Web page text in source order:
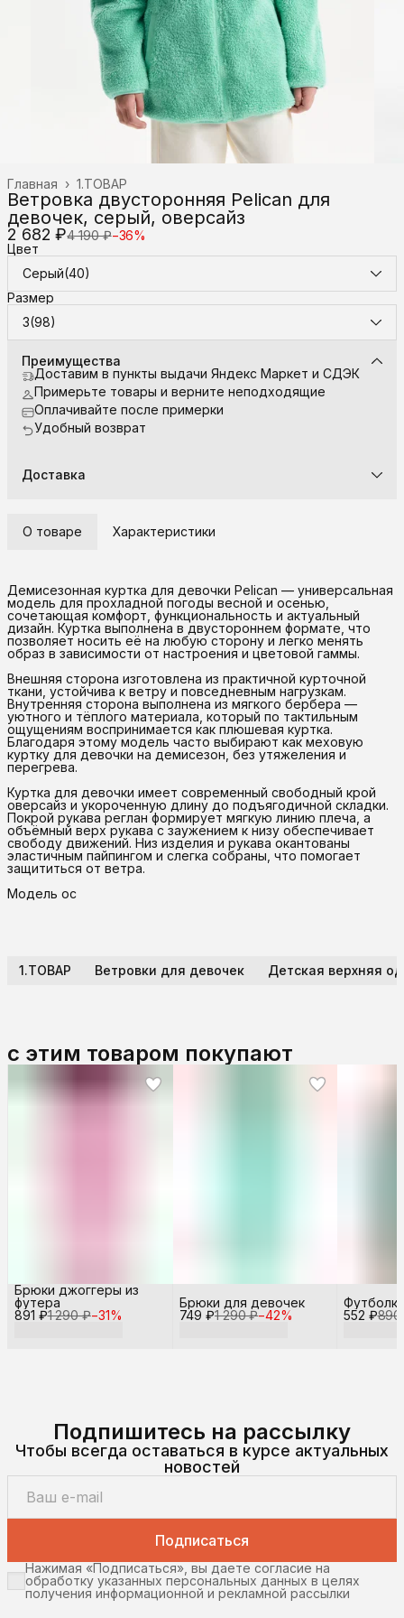
1.ТОВАР
Главная ›
Ветровка двусторонняя Pelican для
девочек, серый, оверсайз
2 682 ₽4 190 ₽−36%
Цвет
Серый(40)
Размер
3(98)
Преимущества
Доставим в пункты выдачи Яндекс Маркет и СДЭК
Примерьте товары и верните неподходящие
Оплачивайте после примерки
Удобный возврат
Доставка
О товаре Характеристики
Демисезонная куртка для девочки Pelican — универсальная
модель для прохладной погоды весной и осенью,
сочетающая комфорт, функциональность и актуальный
дизайн. Куртка выполнена в двустороннем формате, что
позволяет носить её на любую сторону и легко менять
образ в зависимости от настроения и цветовой гаммы.
Внешняя сторона изготовлена из практичной курточной
ткани, устойчива к ветру и повседневным нагрузкам.
Внутренняя сторона выполнена из мягкого бербера —
уютного и тёплого материала, который по тактильным
ощущениям воспринимается как плюшевая куртка.
Благодаря этому модель часто выбирают как меховую
куртку для девочки на демисезон, без утяжеления и
перегрева.
Куртка для девочки имеет современный свободный крой
оверсайз и укороченную длину до подъягодичной складки.
Покрой рукава реглан формирует мягкую линию плеча, а
объёмный верх рукава с заужением к низу обеспечивает
свободу движений. Низ изделия и рукава окантованы
эластичным пайпингом и слегка собраны, что помогает
защититься от ветра.
Модель ос
1.ТОВАР Ветровки для девочек Детская верхняя
с этим товаром покупают
891 ₽1 290 ₽−31%
Брюки джоггеры из
футера
749 ₽1 290 ₽−42%
Брюки для девочек
552 ₽
Подпишитесь на рассылку
Чтобы всегда оставаться в курсе актуальных
новостей
Подписаться
Нажимая «Подписаться», вы даете согласие на
обработку указанных персональных данных в целях
получения информационной и рекламной рассылки